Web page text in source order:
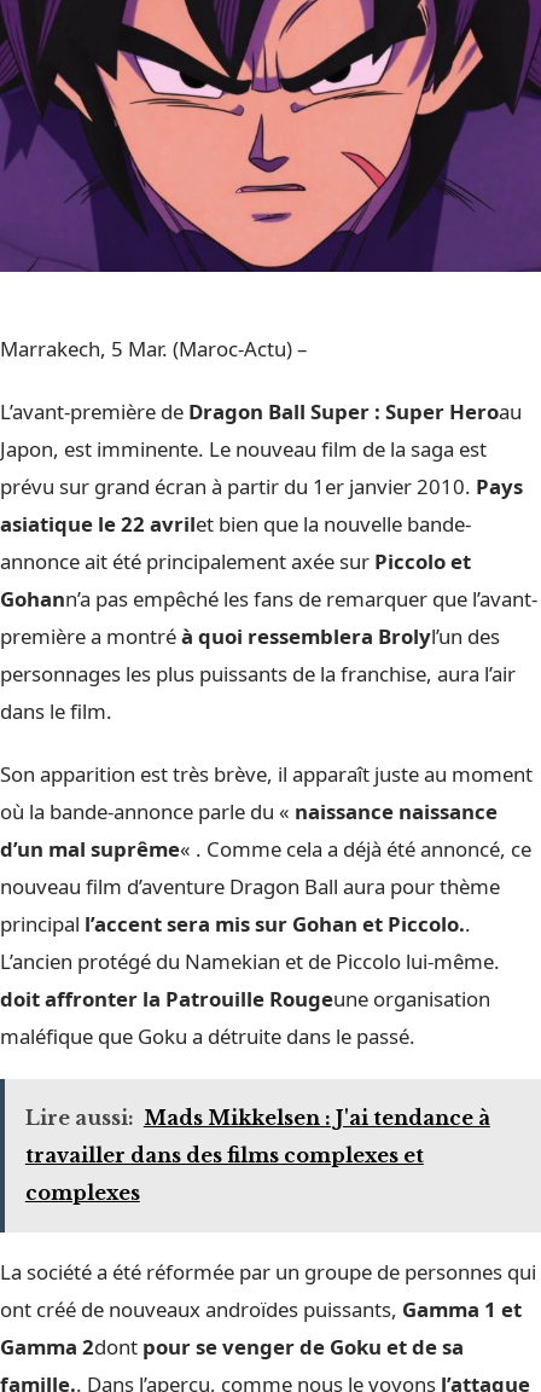
Marrakech, 5 Mar. (Maroc-Actu) –
L’avant-première de Dragon Ball Super : Super Heroau
Japon, est imminente. Le nouveau film de la saga est
prévu sur grand écran à partir du 1er janvier 2010. Pays
asiatique le 22 avrilet bien que la nouvelle bande-
annonce ait été principalement axée sur Piccolo et
Gohann’a pas empêché les fans de remarquer que l’avant-
première a montréà quoi ressemblera Brolyl’un des
personnages les plus puissants de la franchise, aura l’air
dans le film.
Son apparition est très brève, il apparaît juste au moment
où la bande-annonce parle du « naissance naissance
d’un mal suprême« . Comme cela a déjà été annoncé, ce
nouveau film d’aventure Dragon Ball aura pour thème
principal l’accent sera mis sur Gohan et Piccolo..
L’ancien protégé du Namekian et de Piccolo lui-même.
doit affronter la Patrouille Rougeune organisation
maléfique que Goku a détruite dans le passé.
Lire aussi: Mads Mikkelsen : J'ai tendance à
travailler dans des films complexes et
complexes
La société a été réformée par un groupe de personnes qui
ont créé de nouveaux androïdes puissants, Gamma 1 et
Gamma 2dont pour se venger de Goku et de sa
famille.. Dans l’aperçu, comme nous le voyons l’attaque